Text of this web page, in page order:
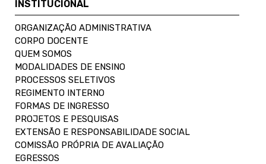
INSTITUCIONAL
ORGANIZAÇÃO ADMINISTRATIVA
CORPO DOCENTE
QUEM SOMOS
MODALIDADES DE ENSINO
PROCESSOS SELETIVOS
REGIMENTO INTERNO
FORMAS DE INGRESSO
PROJETOS E PESQUISAS
EXTENSÃO E RESPONSABILIDADE SOCIAL
COMISSÃO PRÓPRIA DE AVALIAÇÃO
EGRESSOS